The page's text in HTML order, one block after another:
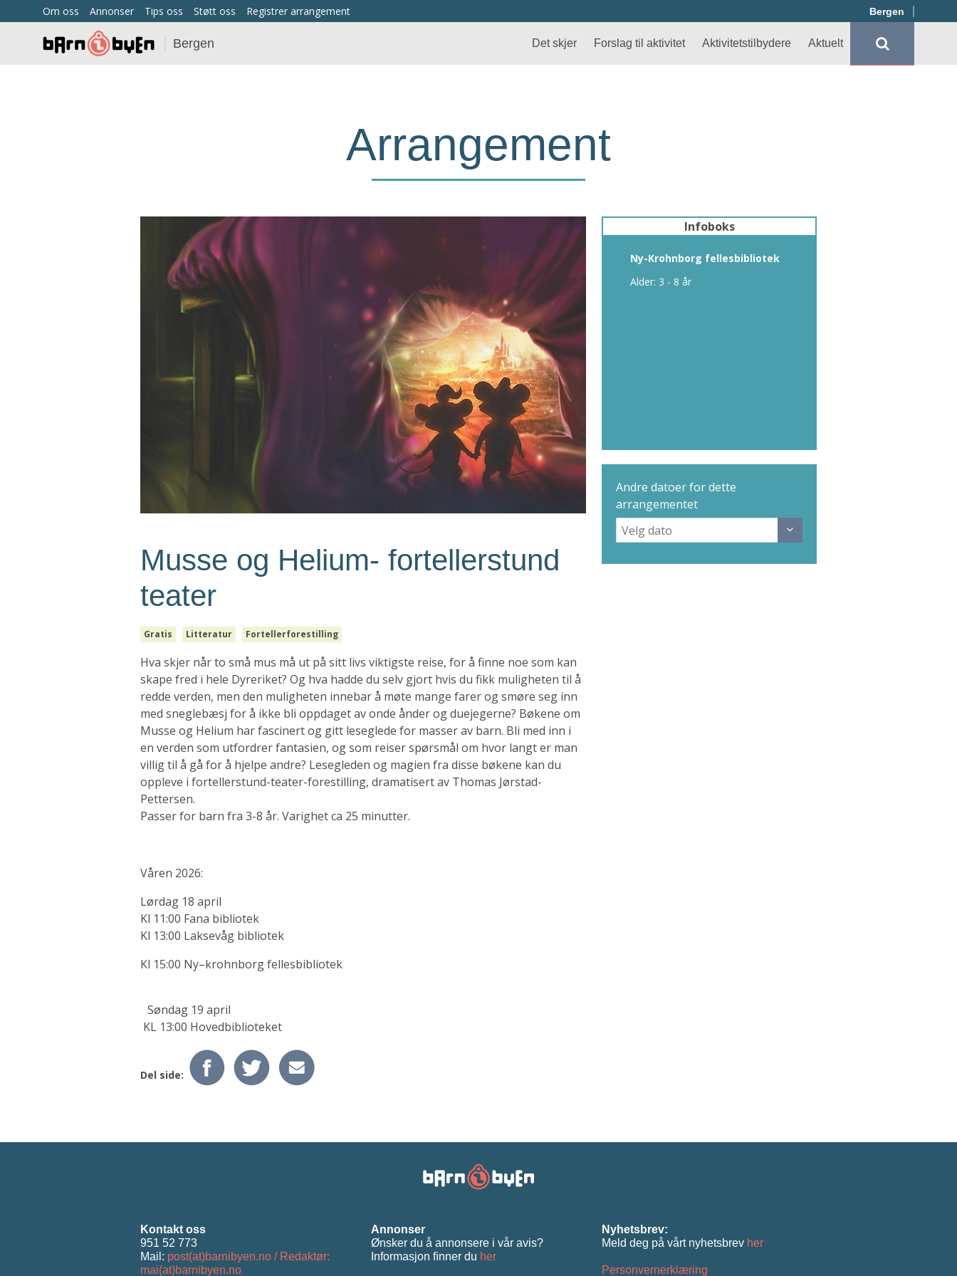
Om oss Annonser Tips oss Støtt oss Registrer arrangement Bergen
Bergen Det skjer Forslag til aktivitet Aktivitetstilbydere Aktuelt
Arrangement
Musse og Helium- fortellerstund
teater
Gratis Litteratur Fortellerforestilling
Hva skjer når to små mus må ut på sitt livs viktigste reise, for å finne noe som kan
skape fred i hele Dyreriket? Og hva hadde du selv gjort hvis du fikk muligheten til å
redde verden, men den muligheten innebar å møte mange farer og smøre seg inn
med sneglebæsj for å ikke bli oppdaget av onde ånder og duejegerne? Bøkene om
Musse og Helium har fascinert og gitt leseglede for masser av barn. Bli med inn i
en verden som utfordrer fantasien, og som reiser spørsmål om hvor langt er man
villig til å gå for å hjelpe andre? Lesegleden og magien fra disse bøkene kan du
oppleve i fortellerstund-teater-forestilling, dramatisert av Thomas Jørstad-
Pettersen.
Passer for barn fra 3-8 år. Varighet ca 25 minutter.
Våren 2026:
Lørdag 18 april
Kl 11:00 Fana bibliotek
Kl 13:00 Laksevåg bibliotek
Kl 15:00 Ny–krohnborg fellesbibliotek
Søndag 19 april
KL 13:00 Hovedbiblioteket
Del side:
Infoboks
Ny-Krohnborg fellesbibliotek
Alder: 3 - 8 år
Andre datoer for dette
arrangementet
Kontakt oss
951 52 773
Mail: post(at)barnibyen.no / Redaktør:
mai(at)barnibyen.no
Annonser
Ønsker du å annonsere i vår avis?
Informasjon ﬁnner du her
Nyhetsbrev:
Meld deg på vårt nyhetsbrev her
Personvernerklæring